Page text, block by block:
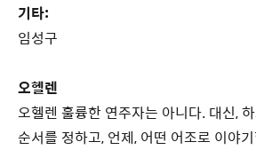
기타:
임성구
오헬렌
오헬렌 훌륭한 연주자는 아니다. 대신,
순서를 정하고, 언제, 어떤 어조로 이야